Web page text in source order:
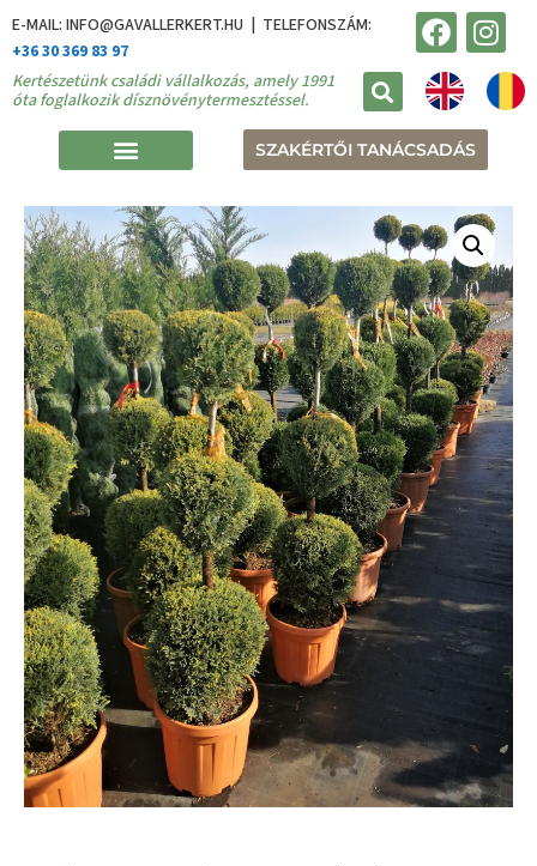
E-MAIL: INFO@GAVALLERKERT.HU | TELEFONSZÁM:
+36 30 369 83 97
Kertészetünk családi vállalkozás, amely 1991
óta foglalkozik dísznövénytermesztéssel.
SZAKÉRTŐI TANÁCSADÁS